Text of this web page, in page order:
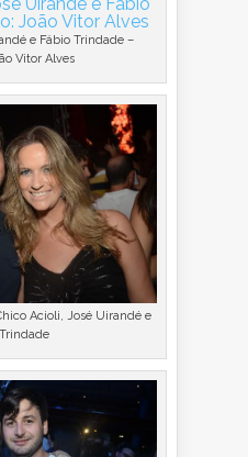
e Fábio Trindade –
Vitor Alves
Acioli, José Uirandé e